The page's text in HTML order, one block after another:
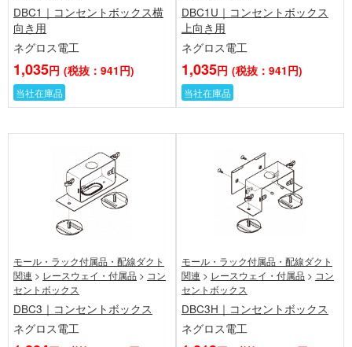
DBC1｜コンセントボックス横
向き用
ネグロス電工
1,035円 (税抜：941円)
当社在庫品
DBC1U｜コンセントボックス
上向き用
ネグロス電工
1,035円 (税抜：941円)
当社在庫品
モール・ラック付属品・配線ダクト
関連 > レースウェイ・付属品 > コン
セントボックス
DBC3｜コンセントボックス
ネグロス電工
モール・ラック付属品・配線ダクト
関連 > レースウェイ・付属品 > コン
セントボックス
DBC3H｜コンセントボックス
ネグロス電工